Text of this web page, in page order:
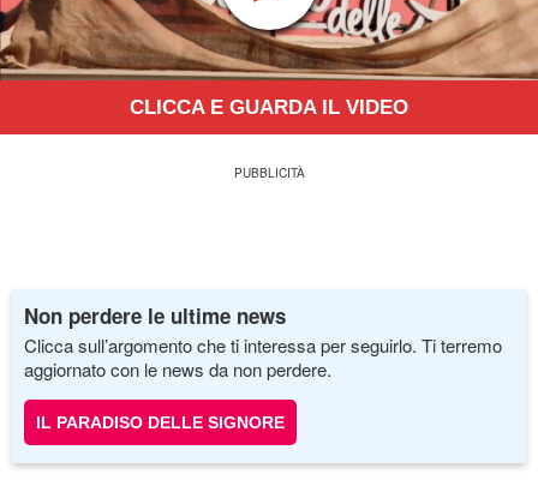
CLICCA E GUARDA IL VIDEO
Non perdere le ultime news
Clicca sull’argomento che ti interessa per seguirlo. Ti terremo
aggiornato con le news da non perdere.
IL PARADISO DELLE SIGNORE